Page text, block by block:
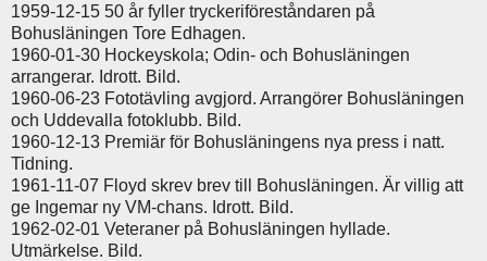
1959-12-15 50 år fyller tryckeriföreståndaren på
Bohusläningen Tore Edhagen.
1960-01-30 Hockeyskola; Odin- och Bohusläningen
arrangerar. Idrott. Bild.
1960-06-23 Fototävling avgjord. Arrangörer Bohusläningen
och Uddevalla fotoklubb. Bild.
1960-12-13 Premiär för Bohusläningens nya press i natt.
Tidning.
1961-11-07 Floyd skrev brev till Bohusläningen. Är villig att
ge Ingemar ny VM-chans. Idrott. Bild.
1962-02-01 Veteraner på Bohusläningen hyllade.
Utmärkelse. Bild.